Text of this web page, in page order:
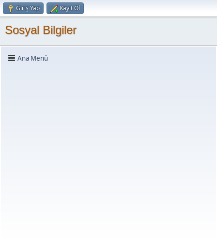
Giriş Yap Kayıt Ol
Sosyal Bilgiler
Ana Menü